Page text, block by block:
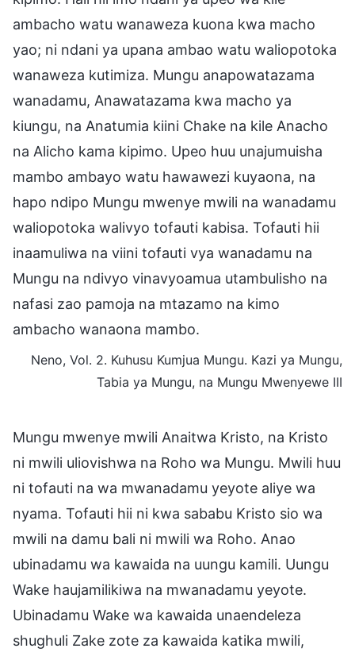
ambacho watu wanaweza kuona kwa macho
yao; ni ndani ya upana ambao watu waliopotoka
wanaweza kutimiza. Mungu anapowatazama
wanadamu, Anawatazama kwa macho ya
kiungu, na Anatumia kiini Chake na kile Anacho
na Alicho kama kipimo. Upeo huu unajumuisha
mambo ambayo watu hawawezi kuyaona, na
hapo ndipo Mungu mwenye mwili na wanadamu
waliopotoka walivyo tofauti kabisa. Tofauti hii
inaamuliwa na viini tofauti vya wanadamu na
Mungu na ndivyo vinavyoamua utambulisho na
nafasi zao pamoja na mtazamo na kimo
ambacho wanaona mambo.
Neno, Vol. 2. Kuhusu Kumjua Mungu. Kazi ya Mungu,
Tabia ya Mungu, na Mungu Mwenyewe III
Mungu mwenye mwili Anaitwa Kristo, na Kristo
ni mwili uliovishwa na Roho wa Mungu. Mwili huu
ni tofauti na wa mwanadamu yeyote aliye wa
nyama. Tofauti hii ni kwa sababu Kristo sio wa
mwili na damu bali ni mwili wa Roho. Anao
ubinadamu wa kawaida na uungu kamili. Uungu
Wake haujamilikiwa na mwanadamu yeyote.
Ubinadamu Wake wa kawaida unaendeleza
shughuli Zake zote za kawaida katika mwili,